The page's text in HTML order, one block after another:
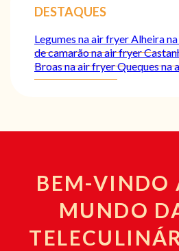
DESTAQUES
Legumes na air fryerAlheira
de camarão na air fryer
Broas na air fryerQueques na
BEM-VINDO
MUNDO